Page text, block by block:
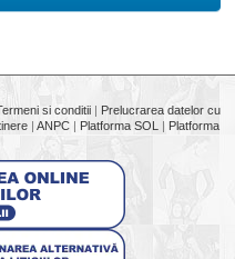
si conditii | Prelucrarea datelor cu
| ANPC | Platforma SOL | Platforma